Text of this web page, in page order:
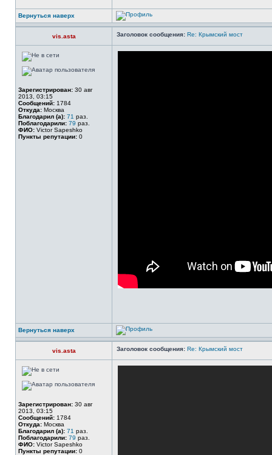
Вернуться наверх
vis.asta Заголовок сообщения: Re: Крымский мост
Зарегистрирован: 30 авг
2013, 03:15
Сообщений: 1784
Откуда: Москва
Благодарил (а): 71 раз.
Поблагодарили: 79 раз.
ФИО: Victor Sapeshko
Пункты репутации: 0
Вернуться наверх
vis.asta Заголовок сообщения: Re: Крымский мост
Зарегистрирован: 30 авг
2013, 03:15
Сообщений: 1784
Откуда: Москва
Благодарил (а): 71 раз.
Поблагодарили: 79 раз.
ФИО: Victor Sapeshko
Пункты репутации: 0